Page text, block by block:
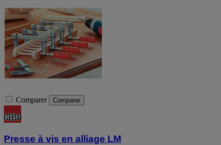
Comparer Comparer
Presse à vis en alliage LM